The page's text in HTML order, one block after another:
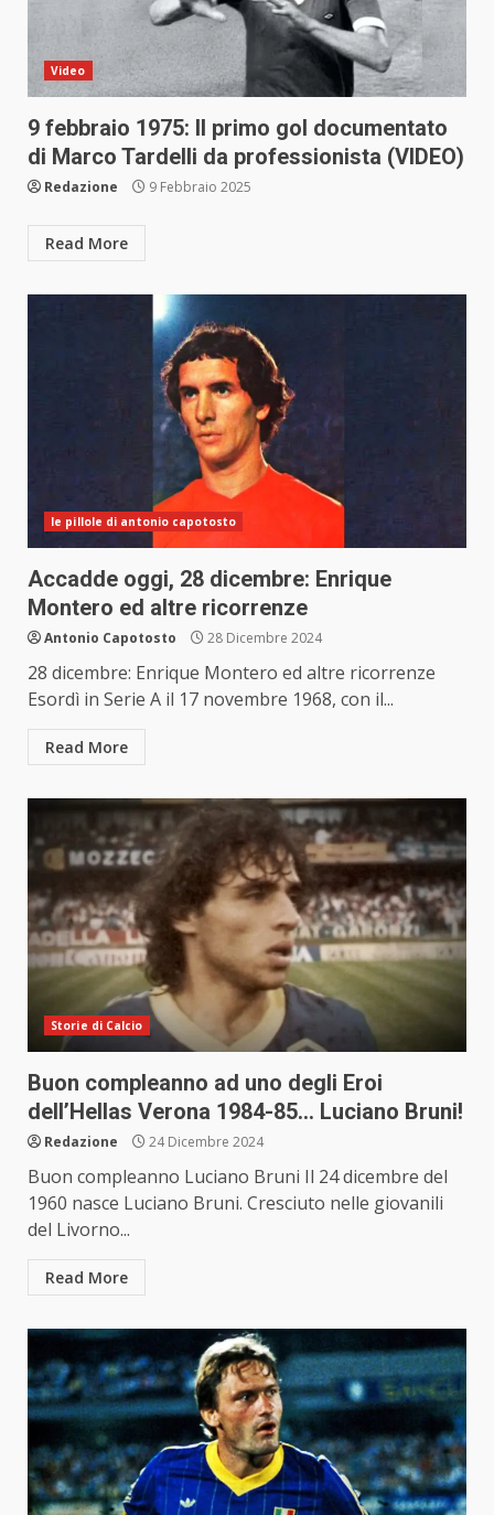
Video
9 febbraio 1975: Il primo gol documentato
di Marco Tardelli da professionista (VIDEO)
Redazione 9 Febbraio 2025
Read More
le pillole di antonio capotosto
Accadde oggi, 28 dicembre: Enrique
Montero ed altre ricorrenze
Antonio Capotosto 28 Dicembre 2024
28 dicembre: Enrique Montero ed altre ricorrenze
Esordì in Serie A il 17 novembre 1968, con il...
Read More
Storie di Calcio
Buon compleanno ad uno degli Eroi
dell’Hellas Verona 1984-85… Luciano Bruni!
Redazione 24 Dicembre 2024
Buon compleanno Luciano Bruni Il 24 dicembre del
1960 nasce Luciano Bruni. Cresciuto nelle giovanili
del Livorno...
Read More